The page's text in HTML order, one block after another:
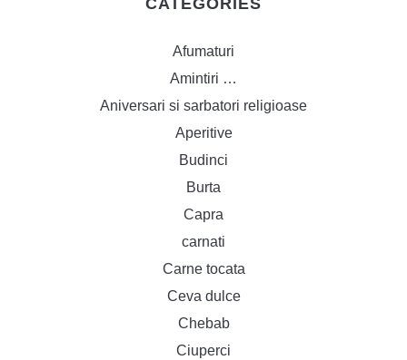
CATEGORIES
Afumaturi
Amintiri …
Aniversari si sarbatori religioase
Aperitive
Budinci
Burta
Capra
carnati
Carne tocata
Ceva dulce
Chebab
Ciuperci